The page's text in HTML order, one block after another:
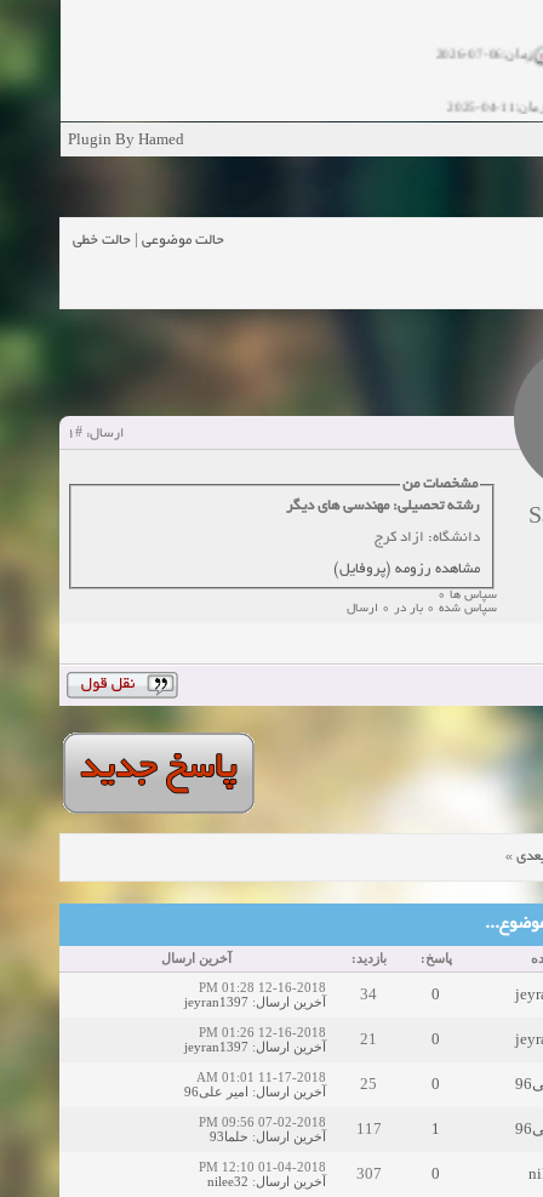
زمان:10-13-2024
Plugin By Hamed
حالت موضوعی حالت خطی
ارسال: #1
مشخصات من
رشته تحصیلی: مهندسی های دیگر
دانشگاه: ازاد کرج
مشاهده رزومه (پروفایل)
سپاس ها 0
سپاس شده 0 بار در 0 ارسال
»
پاسخ: بازدید: آخرین ارسال
0
34
12-16-2018 01:28 PM
آخرین ارسال:
jeyran1397
0
21
12-16-2018 01:26 PM
آخرین ارسال:
jeyran1397
0
25
11-17-2018 01:01 AM
آخرین ارسال: امیر علی96
1
117
07-02-2018 09:56 PM
آخرین ارسال: حلما93
0
307
01-04-2018 12:10 PM
آخرین ارسال:
nilee32